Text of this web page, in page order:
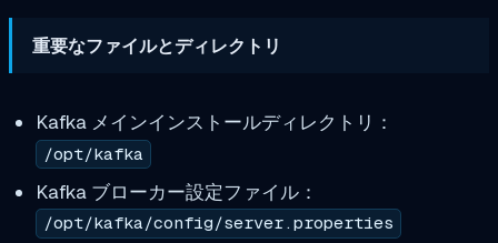
重要なファイルとディレクトリ
Kafka メインインストールディレクトリ：
/opt/kafka
Kafka ブローカー設定ファイル：
/opt/kafka/config/server.properties